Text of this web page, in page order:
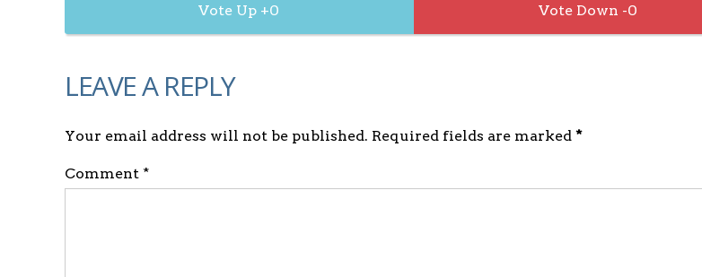
0 0
LEAVE A REPLY
Your email address will not be published. Required fields are marked *
Comment *